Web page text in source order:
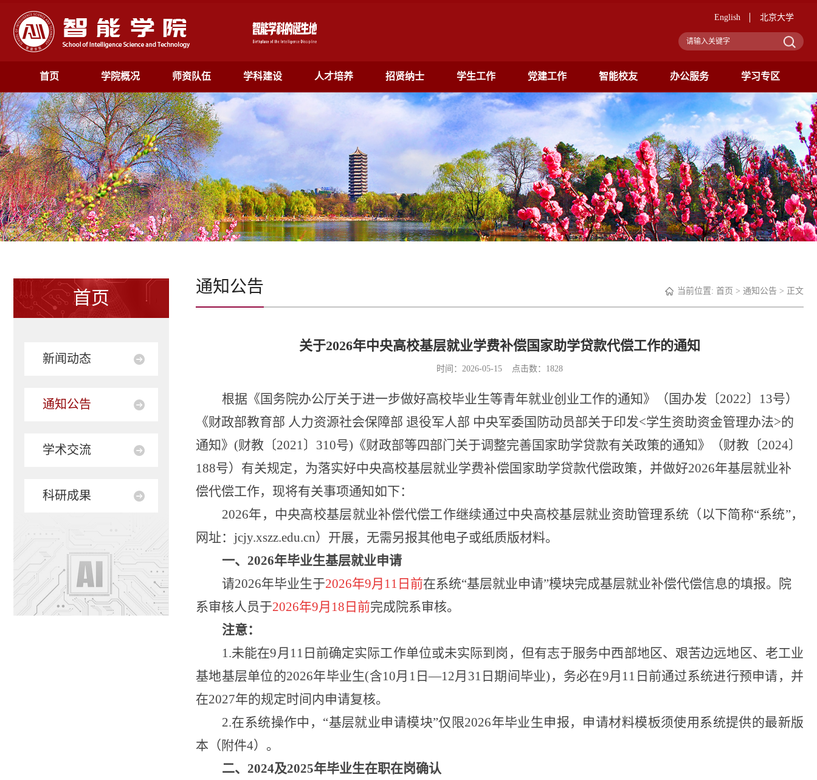
English 北京大学
首页 学院概况 师资队伍 学科建设 人才培养 招贤纳士 学生工作 党建工作 智能校友 办公服务 学习专区
首页
新闻动态
通知公告
学术交流
科研成果
当前位置: 首页 > 通知公告 > 正文
通知公告
关于2026年中央高校基层就业学费补偿国家助学贷款代偿工作的通知
时间：2026-05-15 点击数： 1828
根据《国务院办公厅关于进一步做好高校毕业生等青年就业创业工作的通知》（国办发〔2022〕13号）
《财政部教育部 人力资源社会保障部 退役军人部 中央军委国防动员部关于印发<学生资助资金管理办法>的
通知》(财教〔2021〕310号)《财政部等四部门关于调整完善国家助学贷款有关政策的通知》（财教〔2024〕
188号）有关规定，为落实好中央高校基层就业学费补偿国家助学贷款代偿政策，并做好2026年基层就业补
偿代偿工作，现将有关事项通知如下：
2026年，中央高校基层就业补偿代偿工作继续通过中央高校基层就业资助管理系统（以下简称“系统”，
网址：jcjy.xszz.edu.cn）开展，无需另报其他电子或纸质版材料。
一、 2026年毕业生基层就业申请
请2026年毕业生于2026年9月11日前在系统“基层就业申请”模块完成基层就业补偿代偿信息的填报。院
系审核人员于2026年9月18日前完成院系审核。
注意：
1.未能在9月11日前确定实际工作单位或未实际到岗，但有志于服务中西部地区、艰苦边远地区、老工业
基地基层单位的2026年毕业生(含10月1日—12月31日期间毕业)，务必在9月11日前通过系统进行预申请，并
在2027年的规定时间内申请复核。
2.在系统操作中，“基层就业申请模块”仅限2026年毕业生申报，申请材料模板须使用系统提供的最新版
本（附件4）。
二、 2024及2025年毕业生在职在岗确认